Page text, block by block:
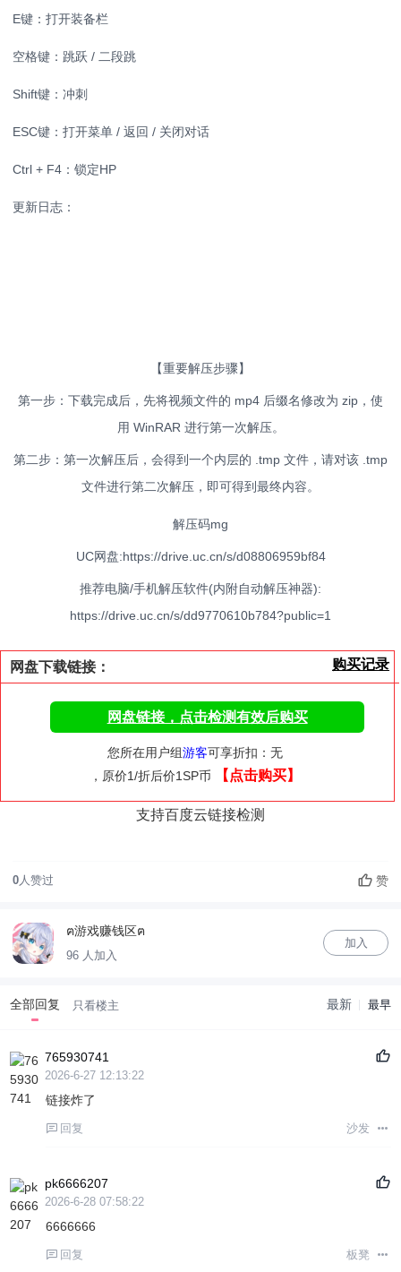
E键：打开装备栏
空格键：跳跃 / 二段跳
Shift键：冲刺
ESC键：打开菜单 / 返回 / 关闭对话
Ctrl + F4：锁定HP
更新日志：
【重要解压步骤】
第一步：下载完成后，先将视频文件的 mp4 后缀名修改为 zip，使
用 WinRAR 进行第一次解压。
第二步：第一次解压后，会得到一个内层的 .tmp 文件，请对该 .tmp
文件进行第二次解压，即可得到最终内容。
解压码mg
UC网盘:https://drive.uc.cn/s/d08806959bf84
推荐电脑/手机解压软件(内附自动解压神器):
https://drive.uc.cn/s/dd9770610b784?public=1
购买记录
网盘下载链接：
网盘链接，点击检测有效后购买
您所在用户组游客可享折扣：无
，原价1/折后价1SP币
【点击购买】
支持百度云链接检测
0人赞过 赞
ฅ游戏赚钱区ฅ
96 人加入
加入
全部回复 只看楼主 最新 最早
765930741
2026-6-27 12:13:22
链接炸了
回复 沙发
pk6666207
2026-6-28 07:58:22
6666666
回复 板凳